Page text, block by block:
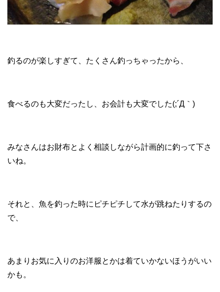
釣るのが楽しすぎて、たくさん釣っちゃったから、
食べるのも大変だったし、お会計も大変でした(;´Д｀)
みなさんはお財布とよく相談しながら計画的に釣って下さ
いね。
それと、魚を釣った時にピチピチして水が跳ねたりするの
で、
あまりお気に入りのお洋服とかは着ていかないほうがいい
かも。